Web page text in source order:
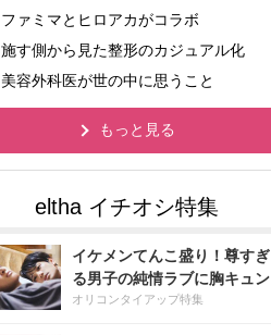
ファミマとヒロアカがコラボ
施す側から見た整形のカジュアル化
美容外科医が世の中に思うこと
もっと見る
イケメンてんこ盛り！尊すぎ
る男子の純情ラブに胸キュン
オリコンタイアップ特集